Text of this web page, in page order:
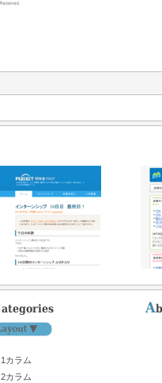
1カラム
2カラム